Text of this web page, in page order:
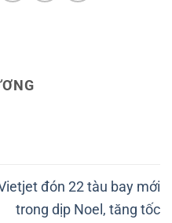
đón 22 tàu bay mới
trong dịp Noel, tăng tốc